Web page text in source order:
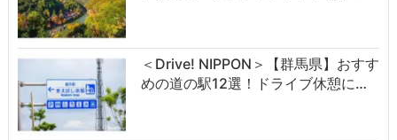
＜Drive! NIPPON＞【群馬県】おすす
めの道の駅12選！ドライブ休憩に…